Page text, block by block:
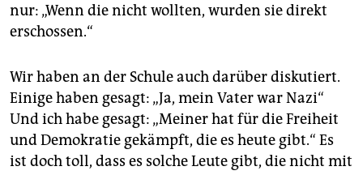
nur: „Wenn die nicht wollten, wurden sie direkt
erschossen.“
Wir haben an der Schule auch darüber diskutiert.
Einige haben gesagt: „Ja, mein Vater war Nazi“
Und ich habe gesagt: „Meiner hat für die Freiheit
und Demokratie gekämpft, die es heute gibt.“ Es
ist doch toll, dass es solche Leute gibt, die nicht mit